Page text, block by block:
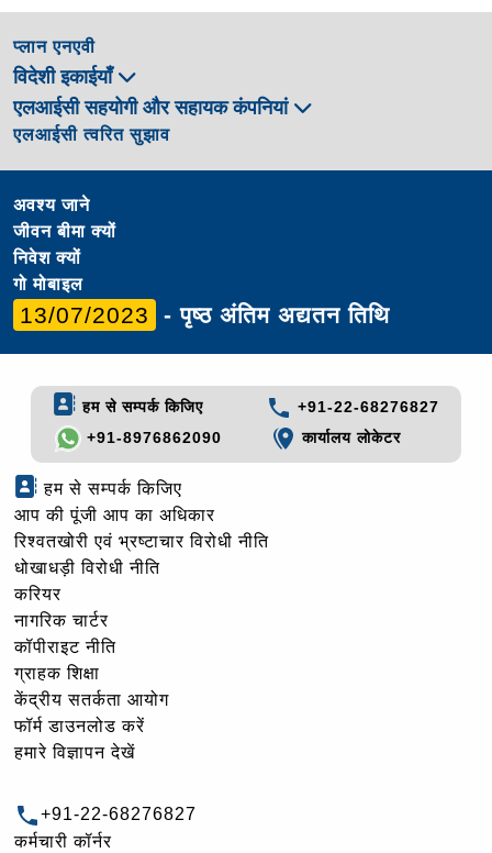
प्लान एनएवी
विदेशी इकाईयाँ
एलआईसी सहयोगी और सहायक कंपनियां
एलआईसी त्वरित सुझाव
अवश्य जाने
जीवन बीमा क्यों
निवेश क्यों
गो मोबाइल
13/07/2023 - पृष्ठ अंतिम अद्यतन तिथि
हम से सम्पर्क किजिए
+91-22-68276827
+91-8976862090
कार्यालय लोकेटर
हम से सम्पर्क किजिए
आप की पूंजी आप का अधिकार
रिश्वतखोरी एवं भ्रष्टाचार विरोधी नीति
धोखाधड़ी विरोधी नीति
करियर
नागरिक चार्टर
कॉपीराइट नीति
ग्राहक शिक्षा
केंद्रीय सतर्कता आयोग
फॉर्म डाउनलोड करें
हमारे विज्ञापन देखें
+91-22-68276827
कर्मचारी कॉर्नर